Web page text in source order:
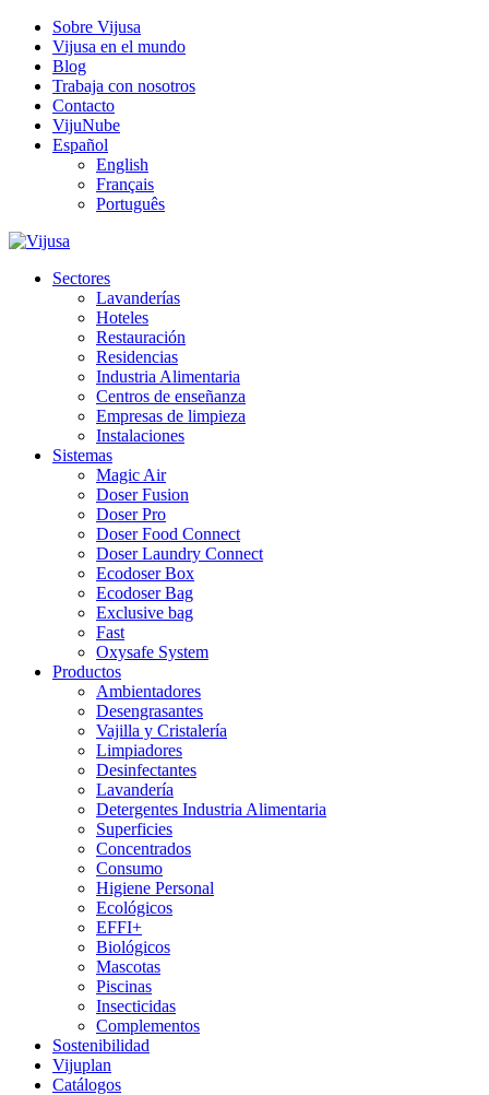
Sobre Vijusa
Vijusa en el mundo
Blog
Trabaja con nosotros
Contacto
VijuNube
Español
English
Français
Português
Sectores
Lavanderías
Hoteles
Restauración
Residencias
Industria Alimentaria
Centros de enseñanza
Empresas de limpieza
Instalaciones
Sistemas
Magic Air
Doser Fusion
Doser Pro
Doser Food Connect
Doser Laundry Connect​
Ecodoser Box
Ecodoser Bag
Exclusive bag
Fast
Oxysafe System
Productos
Ambientadores
Desengrasantes
Vajilla y Cristalería
Limpiadores
Desinfectantes
Lavandería
Detergentes Industria Alimentaria
Superficies
Concentrados
Consumo
Higiene Personal
Ecológicos
EFFI+
Biológicos
Mascotas
Piscinas
Insecticidas
Complementos
Sostenibilidad
Vijuplan
Catálogos